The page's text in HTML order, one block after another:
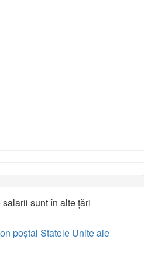
sunt în alte țări
poștal Statele Unite ale